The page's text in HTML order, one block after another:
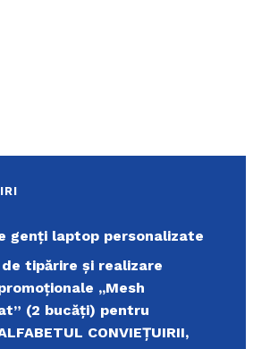
genți laptop personalizate
tipărire şi realizare
,,Mesh
(2 bucăți) pentru
CONVIEŢUIRII,